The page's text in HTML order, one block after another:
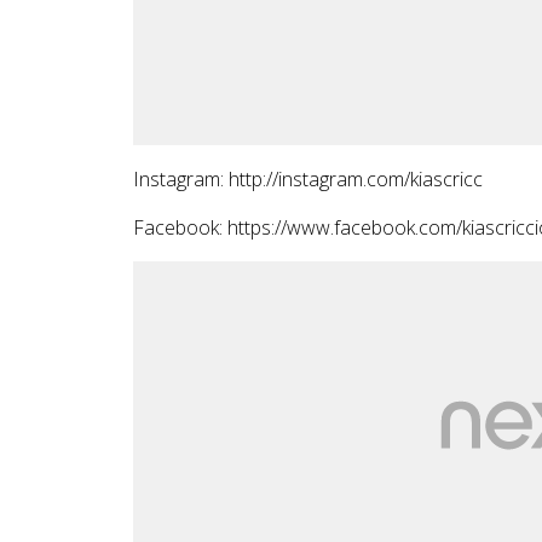
Instagram: http://instagram.com/kiascricc
Facebook: https://www.facebook.com/